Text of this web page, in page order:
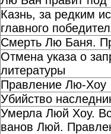
Казнь, за редким
главного
Смерть Лю Баня.
Отмена указа о
литературы
Правление Лю-Хоу
Убийство
Умерла Люй Xoy.
ванов Люй.